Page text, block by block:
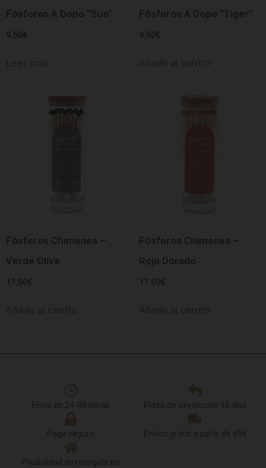
Fósforos A Dopo “Sun”
9.50€
Fósforos A Dopo “Tiger”
9.50€
Fósforos Chimenea –
Verde Oliva
17.50€
Fósforos Chimenea –
Rojo Dorado
17.50€
Envío en 24-48 horas Plazo de devolución 15 días
Pago seguro Envíos gratis a partir de 45€
Posibilidad de recogida en